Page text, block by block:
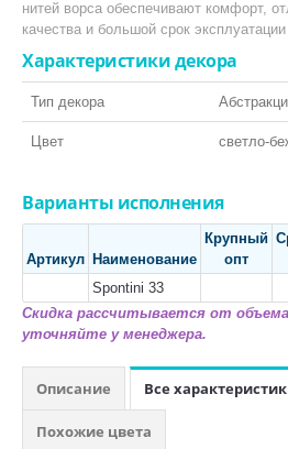
Гомогенный
Класса пожарной опасности КМ2
Линолеум на войлочной
СОПУСТВУЮЩИЕ ТОВАРЫ:
КВАРЦ-ВИНИЛ
LVT Клеевая кварцвиниловая плитка
нитей ворса обеспечивают комфорт,
качества и большой срок эксплуатации
Характеристики декора
Тип декора
Цвет светло-
Варианты исполнения
Артикул Наименование
Крупный
опт
Spontini 33
Скидка рассчитывается от
уточняйте у менеджера.
Описание Все
Похожие цвета